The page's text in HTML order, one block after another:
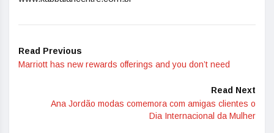
Read Previous
Marriott has new rewards offerings and you don’t need
Read Next
Ana Jordão modas comemora com amigas clientes o
Dia Internacional da Mulher